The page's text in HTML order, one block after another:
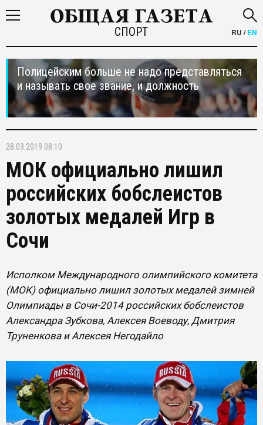
СПОРТ RU /EN
Полицейским больше не надо представляться
и называть свое звание, и должность
28.03.2019 08:10
МОК официально лишил
российских бобслеистов
золотых медалей Игр в
Сочи
Исполком Международного олимпийского комитета
(МОК) официально лишил золотых медалей зимней
Олимпиады в Сочи-2014 российских бобслеистов
Александра Зубкова, Алексея Воеводу, Дмитрия
Труненкова и Алексея Негодайло